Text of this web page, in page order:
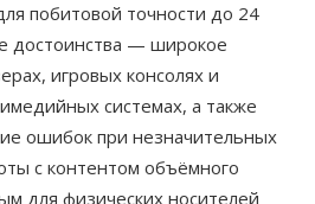
побитовой точности до 24
достоинства — широкое
игровых консолях и
системах, а также
ошибок при незначительных
с контентом объёмного
для физических носителей